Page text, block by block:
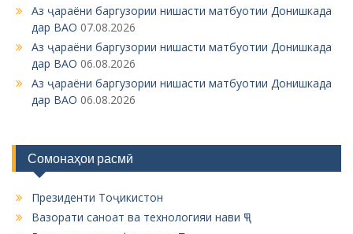
n
Аз ҷараёни баргузории нишасти матбуотии Донишкада
дар ВАО 07.08.2026
Аз ҷараёни баргузории нишасти матбуотии Донишкада
дар ВАО 06.08.2026
Аз ҷараёни баргузории нишасти матбуотии Донишкада
дар ВАО 06.08.2026
Сомонаҳои расмӣ
Президенти Тоҷикистон
Вазорати саноат ва технологияи нави ҶТ